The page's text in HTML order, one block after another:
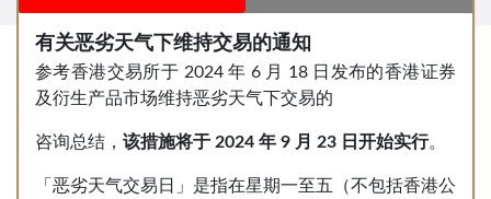
有关恶劣天气下维持交易的通知
参考香港交易所于 2024 年 6 月 18 日发布的香港证券
及衍生产品市场维持恶劣天气下交易的
咨询总结， 该措施将于 2024 年 9 月 23 日开始实行。
「恶劣天气交易日」是指在星期一至五（不包括香港公